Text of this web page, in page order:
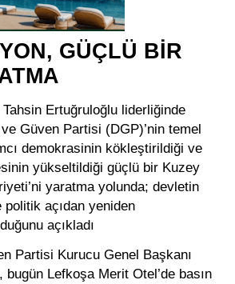
GÜÇLÜ BİR
Ertuğruloğlu liderliğinde
Güven Partisi (DGP)’nin temel
demokrasinin kökleştirildiği ve
yükseltildiği güçlü bir Kuzey
yaratma yolunda; devletin
açıdan yeniden
açıkladı
Partisi Kurucu Genel Başkanı
Lefkoşa Merit Otel’de basın